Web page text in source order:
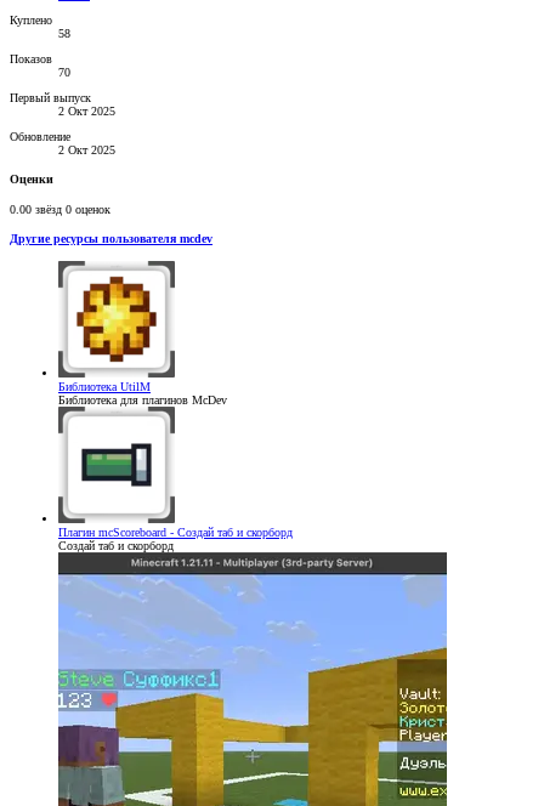
Куплено
58
Показов
70
Первый выпуск
2 Окт 2025
Обновление
2 Окт 2025
Оценки
0.00 звёзд 0 оценок
Другие ресурсы пользователя mcdev
Библиотека UtilM
Библиотека для плагинов McDev
Плагин mcScoreboard - Создай таб и скорборд
Создай таб и скорборд